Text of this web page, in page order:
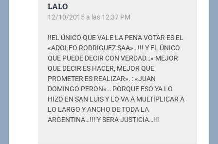
LALO
12/10/2015 a las 12:37 PM
!!EL ÚNICO QUE VALE LA PENA VOTAR ES EL
«ADOLFO RODRIGUEZ SAA»…!!! Y EL ÚNICO
QUE PUEDE DECIR CON VERDAD…» MEJOR
QUE DECIR ES HACER, MEJOR QUE
PROMETER ES REALIZAR». : «JUAN
DOMINGO PERON»… PORQUE ESO YA LO
HIZO EN SAN LUIS Y LO VA A MULTIPLICAR A
LO LARGO Y ANCHO DE TODA LA
ARGENTINA…!!! Y SERA JUSTICIA…!!!